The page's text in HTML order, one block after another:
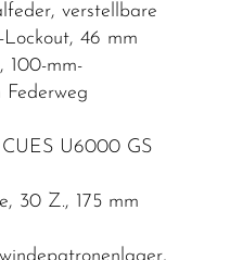
verstellbare
Lockout, 46 mm
100-mm-
Federweg
CUES U6000 GS
30 Z., 175 mm